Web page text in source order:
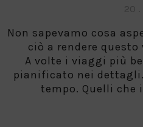
Non sapevamo cosa
ciò a rendere
A volte i viaggi più
pianificato nei
tempo. Quelli che